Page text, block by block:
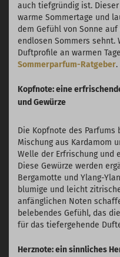
auch tiefgründig ist.
warme Sommertage und
dem Gefühl von Sonne
endlosen Sommers
Duftprofile an warmen
Sommerparfum-Ratgeber.
Kopfnote: eine
und Gewürze
Die Kopfnote des
Mischung aus Kardamom
Welle der Erfrischung und
Diese Gewürze werden
Bergamotte und Ylang-
blumige und leicht
anfänglichen Noten
belebendes Gefühl, das
für das tiefergehende
Herznote: ein sinnliches